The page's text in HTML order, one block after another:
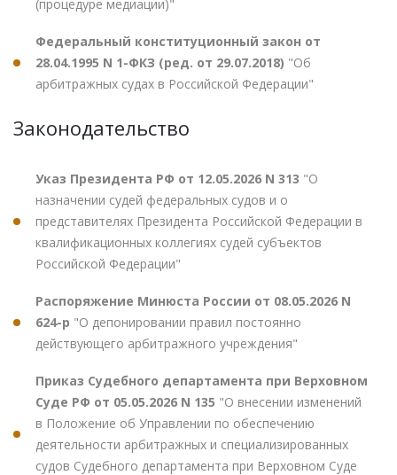
(процедуре медиации)"
Федеральный конституционный закон от
28.04.1995 N 1-ФКЗ (ред. от 29.07.2018) "Об
арбитражных судах в Российской Федерации"
Законодательство
Указ Президента РФ от 12.05.2026 N 313 "О
назначении судей федеральных судов и о
представителях Президента Российской Федерации в
квалификационных коллегиях судей субъектов
Российской Федерации"
Распоряжение Минюста России от 08.05.2026 N
624-р "О депонировании правил постоянно
действующего арбитражного учреждения"
Приказ Судебного департамента при Верховном
Суде РФ от 05.05.2026 N 135 "О внесении изменений
в Положение об Управлении по обеспечению
деятельности арбитражных и специализированных
судов Судебного департамента при Верховном Суде